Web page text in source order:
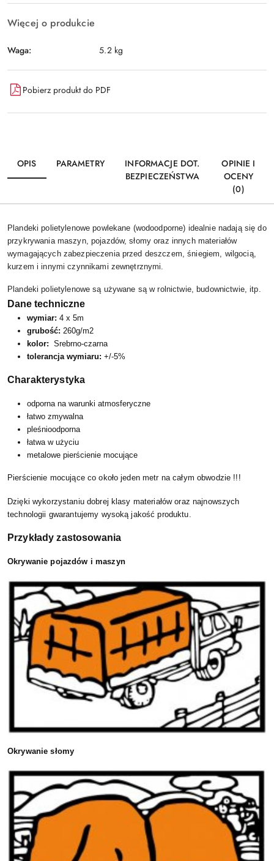
Więcej o produkcie
Waga: 5.2 kg
Pobierz produkt do PDF
OPIS PARAMETRY
INFORMACJE DOT.
BEZPIECZEŃSTWA
OPINIE I
OCENY
(0)
Plandeki polietylenowe powlekane (wodoodporne) idealnie nadają się do
przykrywania maszyn, pojazdów, słomy oraz innych materiałów
wymagających zabezpieczenia przed deszczem, śniegiem, wilgocią,
kurzem i innymi czynnikami zewnętrznymi.
Plandeki polietylenowe są używane są w rolnictwie, budownictwie, itp.
Dane techniczne
wymiar: 4 x 5m
grubość: 260g/m2
kolor: Srebrno-czarna
tolerancja wymiaru: +/-5%
Charakterystyka
odporna na warunki atmosferyczne
łatwo zmywalna
pleśnioodporna
łatwa w użyciu
metalowe pierścienie mocujące
Pierścienie mocujące co około jeden metr na całym obwodzie !!!
Dzięki wykorzystaniu dobrej klasy materiałów oraz najnowszych
technologii gwarantujemy wysoką jakość produktu.
Przykłady zastosowania
Okrywanie pojazdów i maszyn
Okrywanie słomy